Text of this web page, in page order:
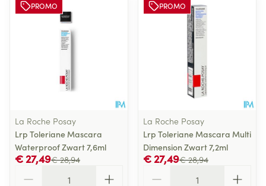
PROMO
La Roche Posay
Lrp Toleriane Mascara
Waterproof Zwart 7,6ml
€ 28,94
€ 27,49
PROMO
La Roche Posay
Lrp Toleriane Mascara Multi
Dimension Zwart 7,2ml
€ 28,94
€ 27,49